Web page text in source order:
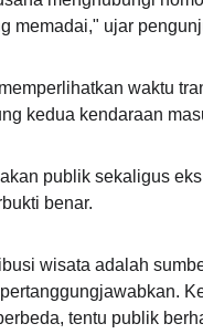
memadai," ujar
waktu
kedua kendaraan
publik sekaligus
benar.
wisata adalah
tentu publik